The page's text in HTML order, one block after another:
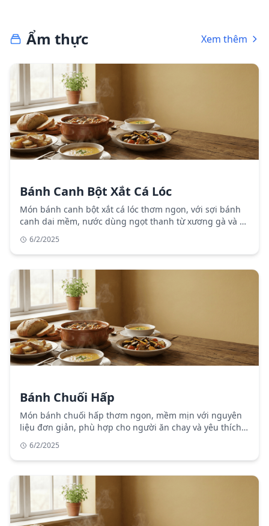
Ẩm thực Xem thêm
Bánh Canh Bột Xắt Cá Lóc
Món bánh canh bột xắt cá lóc thơm ngon, với sợi bánh
canh dai mềm, nước dùng ngọt thanh từ xương gà và cá
Nam.
6/2/2025
Bánh Chuối Hấp
Món bánh chuối hấp thơm ngon, mềm mịn với nguyên
liệu đơn giản, phù hợp cho người ăn chay và yêu thích
6/2/2025